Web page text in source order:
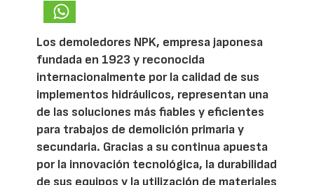
Los demoledores NPK, empresa japonesa
fundada en 1923 y reconocida
internacionalmente por la calidad de sus
implementos hidráulicos, representan una
de las soluciones más fiables y eficientes
para trabajos de demolición primaria y
secundaria. Gracias a su continua apuesta
por la innovación tecnológica, la durabilidad
de sus equipos y la utilización de materiales